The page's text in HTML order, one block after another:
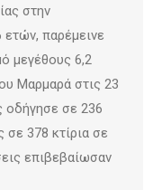
στην
ετών, παρέμεινε
μεγέθους 6,2
Μαρμαρά στις 23
οδήγησε σε 236
σε 378 κτίρια σε
επιβεβαίωσαν